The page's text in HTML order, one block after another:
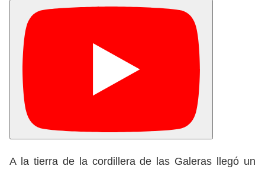
A la tierra de la cordillera de las Galeras llegó un